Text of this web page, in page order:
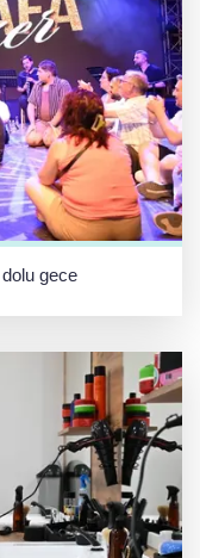
gece